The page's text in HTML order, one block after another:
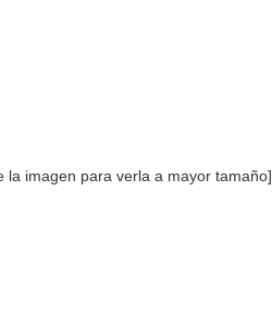
imagen para verla a mayor tamaño]